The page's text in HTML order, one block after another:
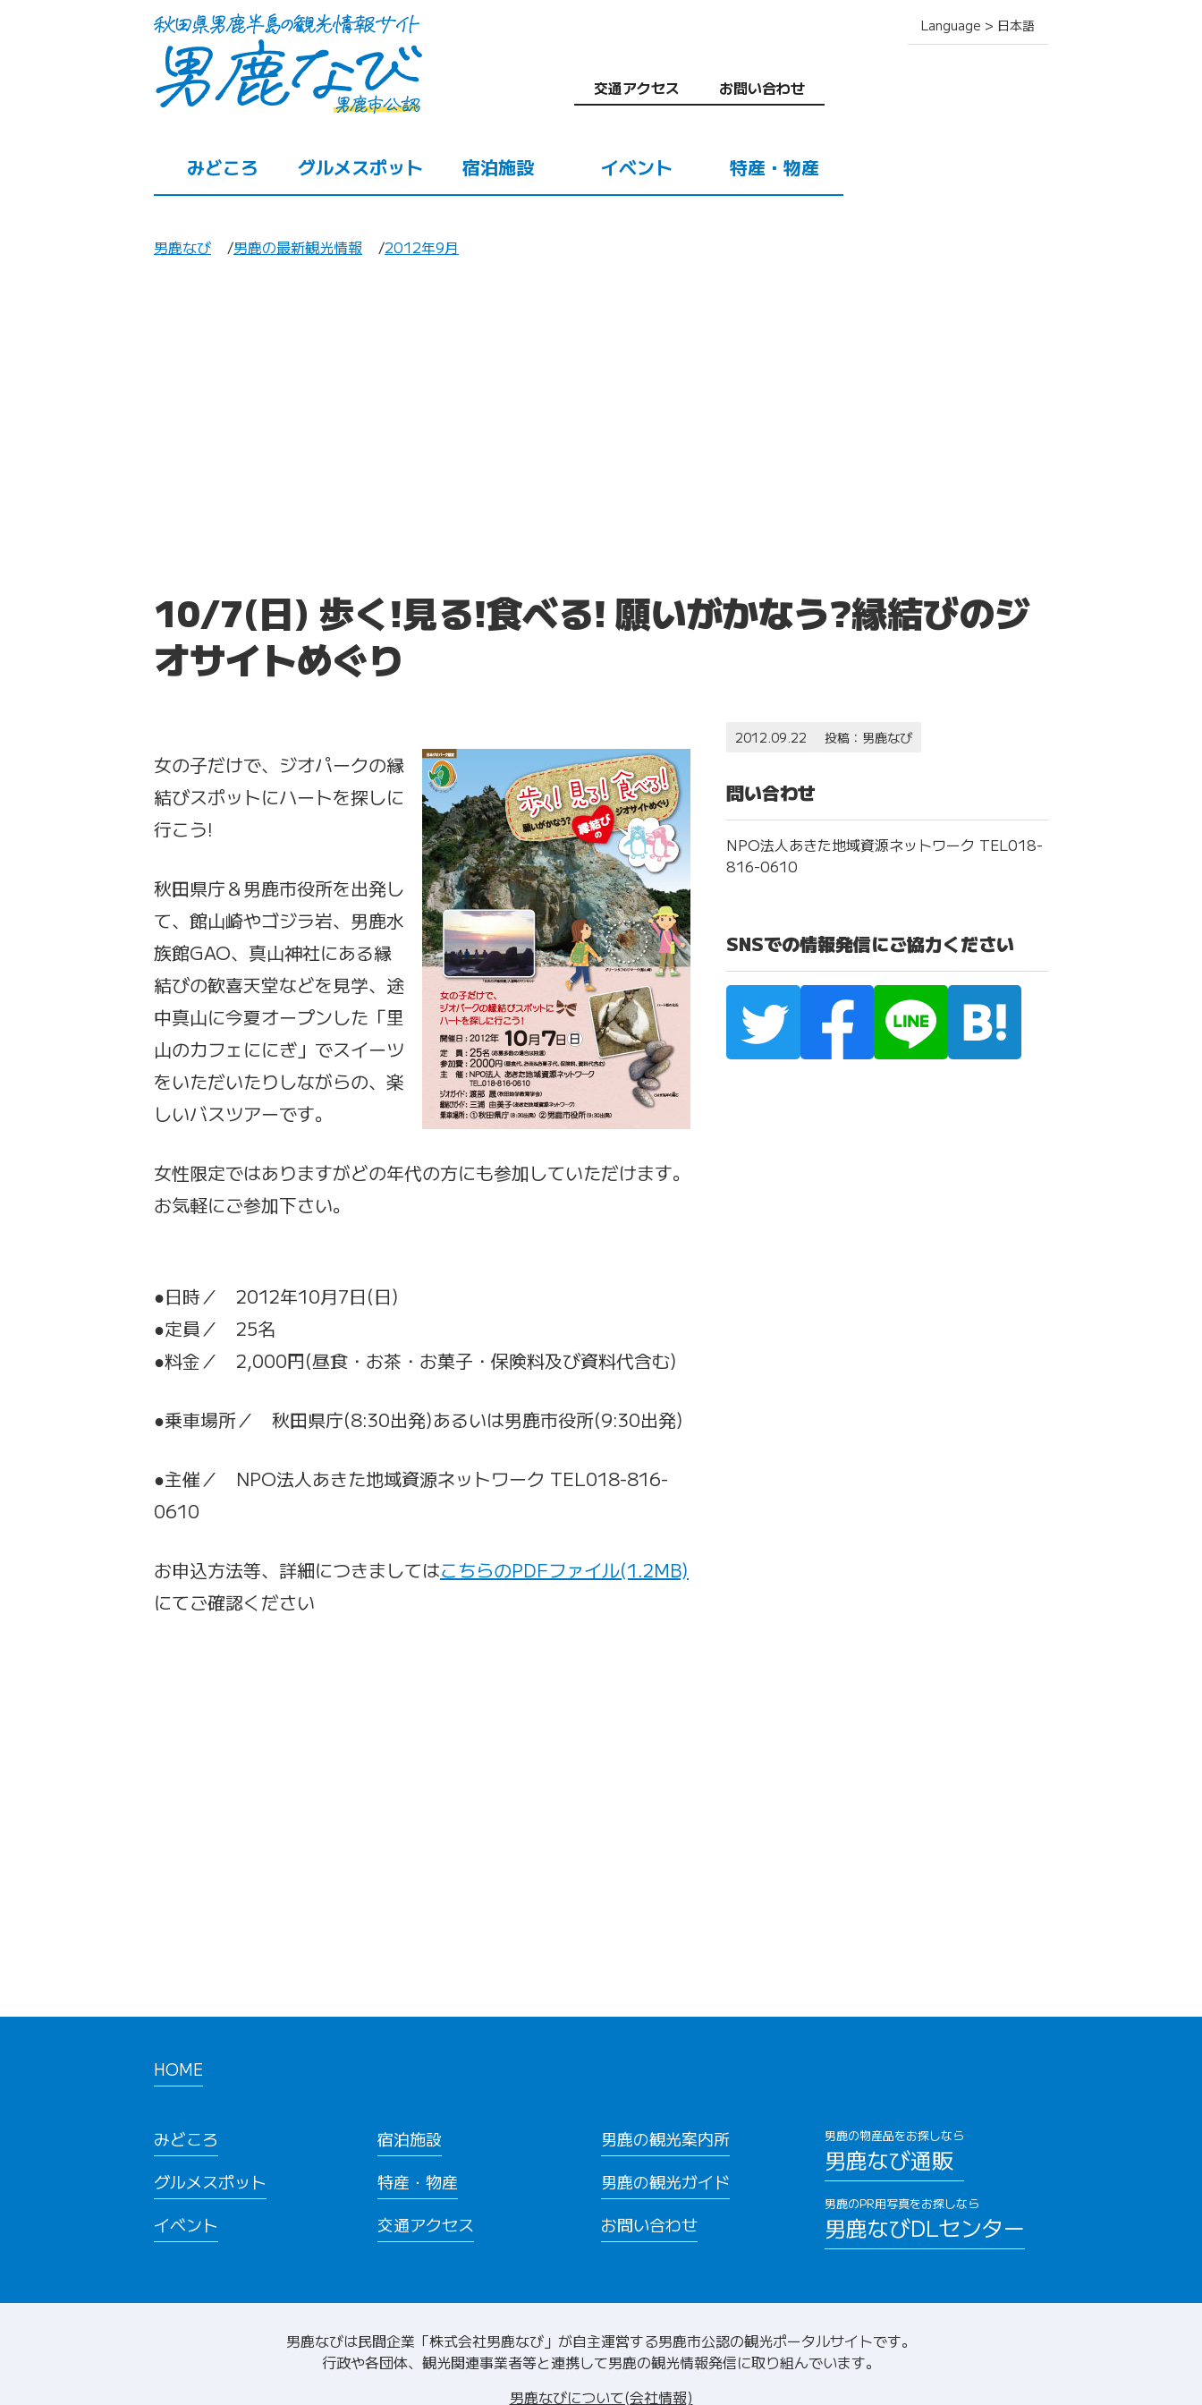
Language > 日本語
交通アクセス お問い合わせ
みどころ グルメスポット 宿泊施設 イベント 特産・物産
男鹿なび 男鹿の最新観光情報 2012年9月
10/7(日) 歩く!見る!食べる! 願いがかなう?縁結びのジ
オサイトめぐり
女の子だけで、ジオパークの縁
結びスポットにハートを探しに
行こう!
秋田県庁＆男鹿市役所を出発し
て、館山崎やゴジラ岩、男鹿水
族館GAO、真山神社にある縁
結びの歓喜天堂などを見学、途
中真山に今夏オープンした「里
山のカフェににぎ」でスイーツ
をいただいたりしながらの、楽
しいバスツアーです。
女性限定ではありますがどの年代の方にも参加していただけます。
お気軽にご参加下さい。
●日時／ 2012年10月7日(日)
●定員／ 25名
●料金／ 2,000円(昼食・お茶・お菓子・保険料及び資料代含む)
●乗車場所／ 秋田県庁(8:30出発)あるいは男鹿市役所(9:30出発)
●主催／ NPO法人あきた地域資源ネットワーク TEL018-816-
0610
お申込方法等、詳細につきましてはこちらのPDFファイル(1.2MB)
にてご確認ください
2012.09.22 投稿：男鹿なび
問い合わせ
NPO法人あきた地域資源ネットワーク TEL018-
816-0610
SNSでの情報発信にご協力ください
HOME
みどころ
グルメスポット
イベント
宿泊施設
特産・物産
交通アクセス
男鹿の観光案内所
男鹿の観光ガイド
お問い合わせ
男鹿の物産品をお探しなら
男鹿なび通販
男鹿のPR用写真をお探しなら
男鹿なびDLセンター
男鹿なびは民間企業「株式会社男鹿なび」が自主運営する男鹿市公認の観光ポータルサイトです。
行政や各団体、観光関連事業者等と連携して男鹿の観光情報発信に取り組んでいます。
男鹿なびについて(会社情報)